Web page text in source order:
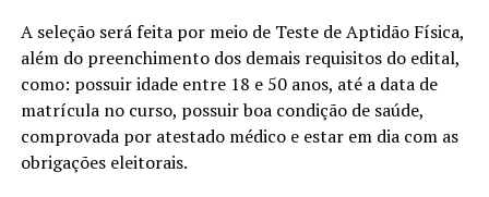
A seleção será feita por meio de Teste de Aptidão Física,
além do preenchimento dos demais requisitos do edital,
como: possuir idade entre 18 e 50 anos, até a data de
matrícula no curso, possuir boa condição de saúde,
comprovada por atestado médico e estar em dia com as
obrigações eleitorais.